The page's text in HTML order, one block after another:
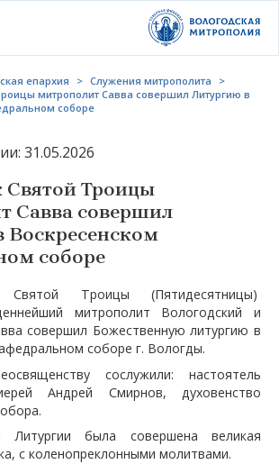
епархия > Служения митрополита
>
митрополит Савва совершил Литургию в
соборе
31.05.2026
Святой Троицы
Савва совершил
Воскресенском
соборе
Троицы (Пятидесятницы)
митрополит Вологодский и
совершил Божественную литургию в
соборе г. Вологды.
сослужили: настоятель
Андрей Смирнов, духовенство
Литургии была совершена великая
с коленопреклонными молитвами.